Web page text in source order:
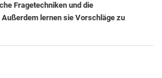
Fragetechniken und die
lernen sie Vorschläge zu